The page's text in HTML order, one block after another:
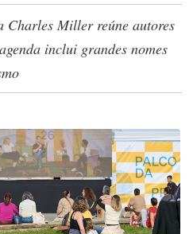
Miller reúne autores
inclui grandes nomes